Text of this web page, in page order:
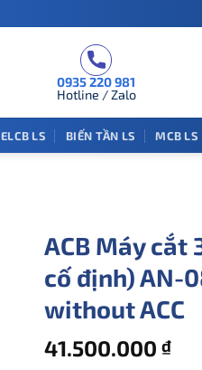
0935 220 981
Hotline / Zalo
ELCB LS BIẾN TẦN LS MCB LS
ACB Máy cắt
cố định) AN-
without ACC
41.500.000 ₫